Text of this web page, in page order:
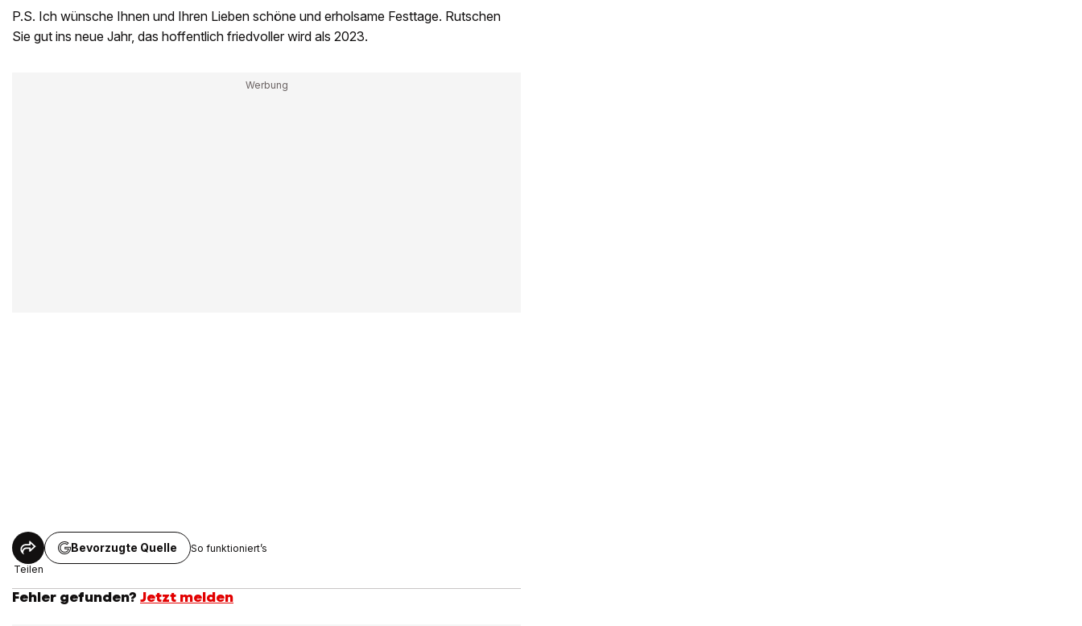
P.S. Ich wünsche Ihnen und Ihren Lieben schöne und erholsame Festtage. Rutschen
Sie gut ins neue Jahr, das hoffentlich friedvoller wird als 2023.
Teilen
Bevorzugte Quelle So funktioniert’s
Fehler gefunden? Jetzt melden